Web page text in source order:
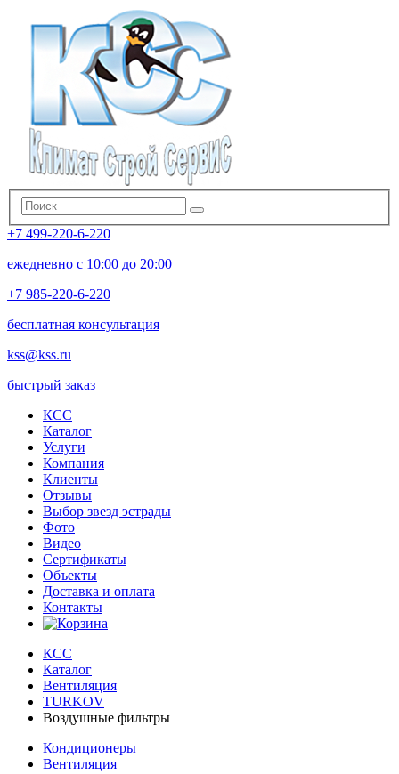
+7 499-220-6-220
ежедневно с 10:00 до 20:00
+7 985-220-6-220
бесплатная консультация
kss@kss.ru
быстрый заказ
КСС
Каталог
Услуги
Компания
Клиенты
Oтзывы
Выбор звезд эстрады
Фото
Видео
Сертификаты
Объекты
Доставка и оплата
Контакты
КСС
Каталог
Вентиляция
TURKOV
Воздушные фильтры
Кондиционеры
Вентиляция